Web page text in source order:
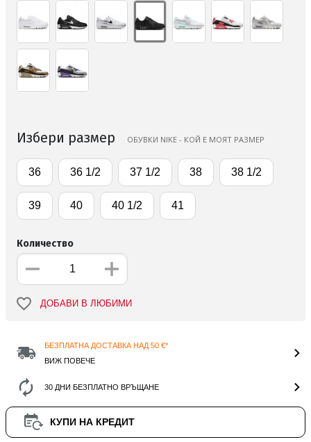
Избери размер ОБУВКИ NIKE - КОЙ Е МОЯТ РАЗМЕР
36 36 1/2 37 1/2 38 38 1/2
39 40 40 1/2 41
Количество
ДОБАВИ В ЛЮБИМИ
БЕЗПЛАТНА ДОСТАВКА НАД 50 €*
ВИЖ ПОВЕЧЕ
30 ДНИ БЕЗПЛАТНО ВРЪЩАНЕ
КУПИ НА КРЕДИТ